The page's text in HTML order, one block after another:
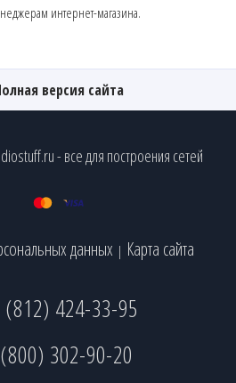
интернет-магазина.
версия сайта
- все для построения сетей
данных | Карта сайта
424-33-95
302-90-20